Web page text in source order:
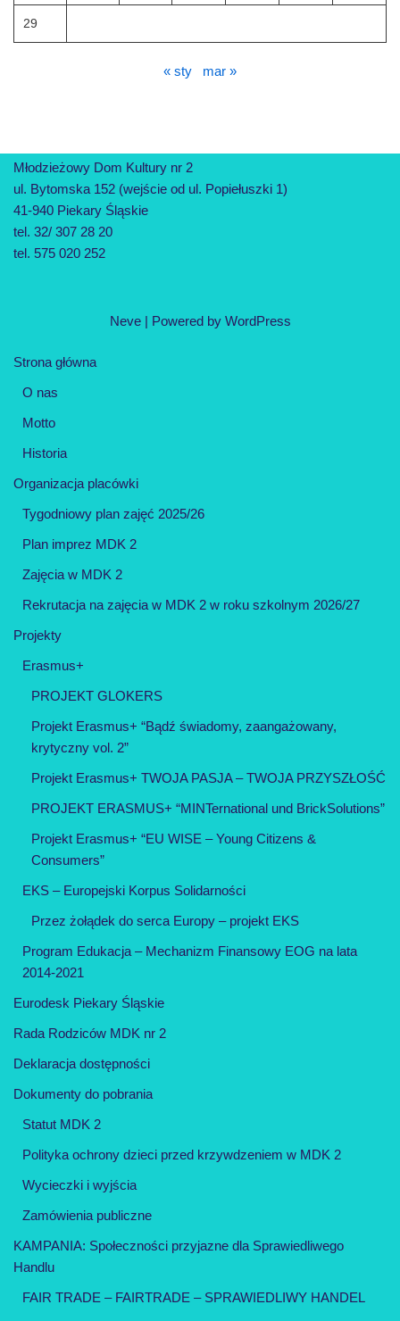
29
« sty mar »
Młodzieżowy Dom Kultury nr 2
ul. Bytomska 152 (wejście od ul. Popiełuszki 1)
41-940 Piekary Śląskie
tel. 32/ 307 28 20
tel. 575 020 252
Neve| Powered by WordPress
Strona główna
O nas
Motto
Historia
Organizacja placówki
Tygodniowy plan zajęć 2025/26
Plan imprez MDK 2
Zajęcia w MDK 2
Rekrutacja na zajęcia w MDK 2 w roku szkolnym 2026/27
Projekty
Erasmus+
PROJEKT GLOKERS
Projekt Erasmus+ “Bądź świadomy, zaangażowany,
krytyczny vol. 2”
Projekt Erasmus+ TWOJA PASJA – TWOJA PRZYSZŁOŚĆ
PROJEKT ERASMUS+ “MINTernational und BrickSolutions”
Projekt Erasmus+ “EU WISE – Young Citizens &
Consumers”
EKS – Europejski Korpus Solidarności
Przez żołądek do serca Europy – projekt EKS
Program Edukacja – Mechanizm Finansowy EOG na lata
2014-2021
Eurodesk Piekary Śląskie
Rada Rodziców MDK nr 2
Deklaracja dostępności
Dokumenty do pobrania
Statut MDK 2
Polityka ochrony dzieci przed krzywdzeniem w MDK 2
Wycieczki i wyjścia
Zamówienia publiczne
KAMPANIA: Społeczności przyjazne dla Sprawiedliwego
Handlu
FAIR TRADE – FAIRTRADE – SPRAWIEDLIWY HANDEL